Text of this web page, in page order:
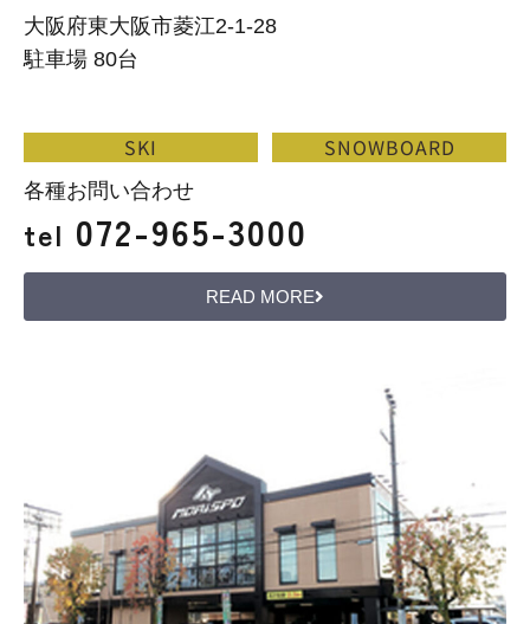
大阪府東大阪市菱江2-1-28
駐車場 80台
SKI SNOWBOARD
各種お問い合わせ
tel 072-965-3000
READ MORE